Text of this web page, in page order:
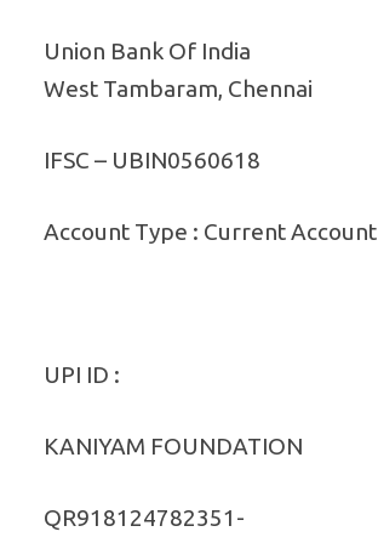
Union Bank Of India
West Tambaram, Chennai
IFSC – UBIN0560618
Account Type : Current Account
UPI ID :
KANIYAM FOUNDATION
QR918124782351-